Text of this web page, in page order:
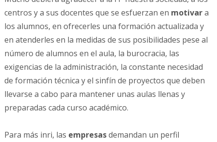
centros y a sus docentes que se esfuerzan en motivara
los alumnos, en ofrecerles una formación actualizada y
en atenderles en la medidas de sus posibilidades pese al
número de alumnos en el aula, la burocracia, las
exigencias de la administración, la constante necesidad
de formación técnica y el sinfín de proyectos que deben
llevarse a cabo para mantener unas aulas llenas y
preparadas cada curso académico.
Para más inri, las empresasdemandan un perfil